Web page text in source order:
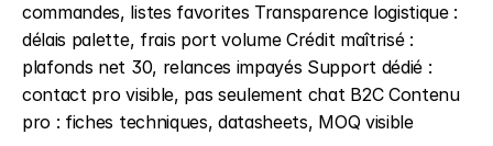
commandes, listes favorites Transparence logistique :
délais palette, frais port volume Crédit maîtrisé :
plafonds net 30, relances impayés Support dédié :
contact pro visible, pas seulement chat B2C Contenu
pro : fiches techniques, datasheets, MOQ visible